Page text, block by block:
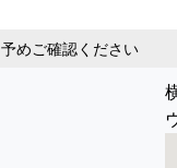
予めご確認ください